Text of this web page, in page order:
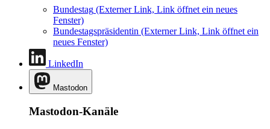
Bundestag (Externer Link, Link öffnet ein neues
Fenster)
Bundestagspräsidentin (Externer Link, Link öffnet ein
neues Fenster)
LinkedIn
Mastodon
Mastodon-Kanäle